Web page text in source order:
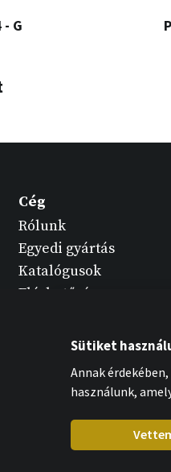
- G
Cég
Rólunk
Egyedi gyártás
Katalógusok
Elérhetőség
Sütiket
Annak
használunk,